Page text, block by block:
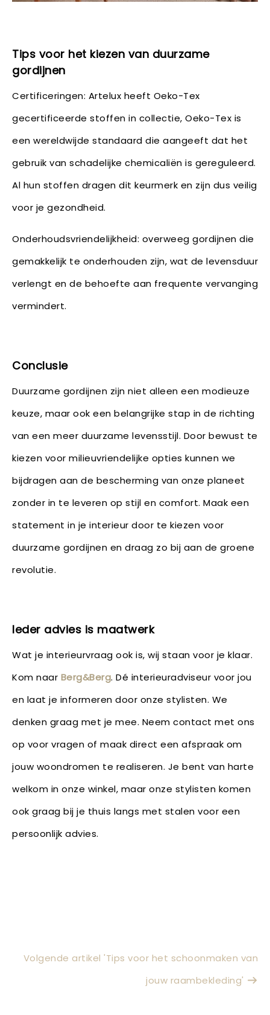
Tips voor het kiezen van duurzame
gordijnen
Certificeringen: Artelux heeft Oeko-Tex
gecertificeerde stoffen in collectie, Oeko-Tex is
een wereldwijde standaard die aangeeft dat het
gebruik van schadelijke chemicaliën is gereguleerd.
Al hun stoffen dragen dit keurmerk en zijn dus veilig
voor je gezondheid.
Onderhoudsvriendelijkheid: overweeg gordijnen die
gemakkelijk te onderhouden zijn, wat de levensduur
verlengt en de behoefte aan frequente vervanging
vermindert.
Conclusie
Duurzame gordijnen zijn niet alleen een modieuze
keuze, maar ook een belangrijke stap in de richting
van een meer duurzame levensstijl. Door bewust te
kiezen voor milieuvriendelijke opties kunnen we
bijdragen aan de bescherming van onze planeet
zonder in te leveren op stijl en comfort. Maak een
statement in je interieur door te kiezen voor
duurzame gordijnen en draag zo bij aan de groene
revolutie.
Ieder advies is maatwerk
Wat je interieurvraag ook is, wij staan voor je klaar.
Kom naar Berg&Berg. Dé interieuradviseur voor jou
en laat je informeren door onze stylisten. We
denken graag met je mee. Neem contact met ons
op voor vragen of maak direct een afspraak om
jouw woondromen te realiseren. Je bent van harte
welkom in onze winkel, maar onze stylisten komen
ook graag bij je thuis langs met stalen voor een
persoonlijk advies.
Volgende artikel 'Tips voor het schoonmaken van
jouw raambekleding'